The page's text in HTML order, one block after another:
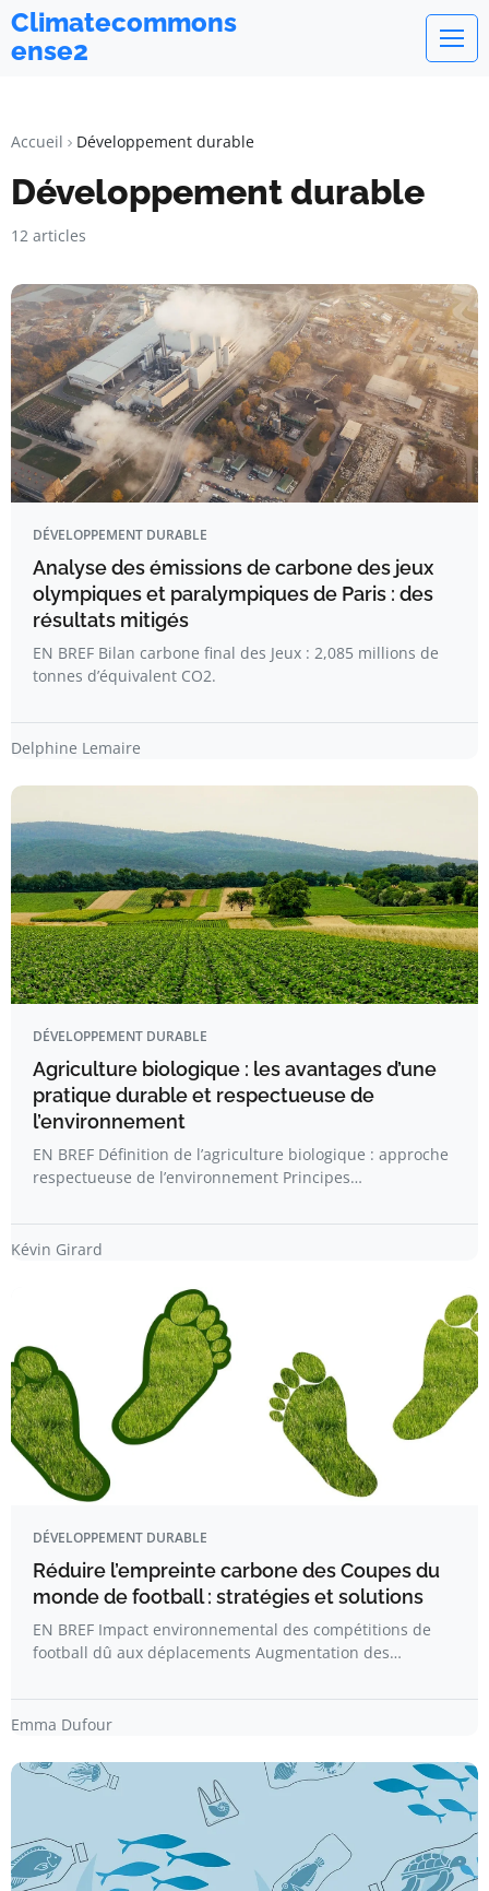
Climatecommons
ense2
Accueil Développement durable
Développement durable
12 articles
DÉVELOPPEMENT DURABLE
Analyse des émissions de carbone des jeux
olympiques et paralympiques de Paris : des
résultats mitigés
EN BREF Bilan carbone final des Jeux : 2,085 millions de
tonnes d’équivalent CO2.
Delphine Lemaire
DÉVELOPPEMENT DURABLE
Agriculture biologique : les avantages d’une
pratique durable et respectueuse de
l’environnement
EN BREF Définition de l’agriculture biologique : approche
respectueuse de l’environnement Principes…
Kévin Girard
DÉVELOPPEMENT DURABLE
Réduire l’empreinte carbone des Coupes du
monde de football : stratégies et solutions
EN BREF Impact environnemental des compétitions de
football dû aux déplacements Augmentation des…
Emma Dufour